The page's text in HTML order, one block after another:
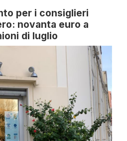
per i consiglieri
novanta euro a
di luglio